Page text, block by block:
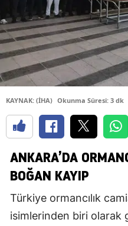
KAYNAK: (İHA) Okunma Süresi: 3 dk
ANKARA’DA
BOĞAN KAYIP
Türkiye ormancılık
isimlerinden biri olarak